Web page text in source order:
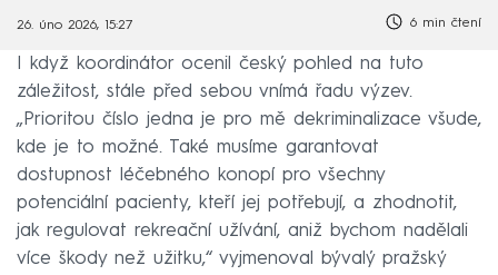
26. úno 2026, 15:27 6 min čtení
I když koordinátor ocenil český pohled na tuto
záležitost, stále před sebou vnímá řadu výzev.
„Prioritou číslo jedna je pro mě dekriminalizace všude,
kde je to možné. Také musíme garantovat
dostupnost léčebného konopí pro všechny
potenciální pacienty, kteří jej potřebují, a zhodnotit,
jak regulovat rekreační užívání, aniž bychom nadělali
více škody než užitku,“ vyjmenoval bývalý pražský